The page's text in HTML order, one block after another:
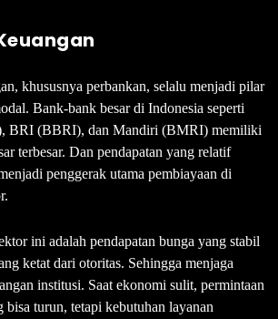
khususnya perbankan, selalu menjadi pilar
Bank-bank besar di Indonesia seperti
BRI (BBRI), dan Mandiri (BMRI) memiliki
terbesar. Dan pendapatan yang relatif
penggerak utama pembiayaan di
ini adalah pendapatan bunga yang stabil
ketat dari otoritas. Sehingga menjaga
institusi. Saat ekonomi sulit, permintaan
bisa turun, tetapi kebutuhan layanan